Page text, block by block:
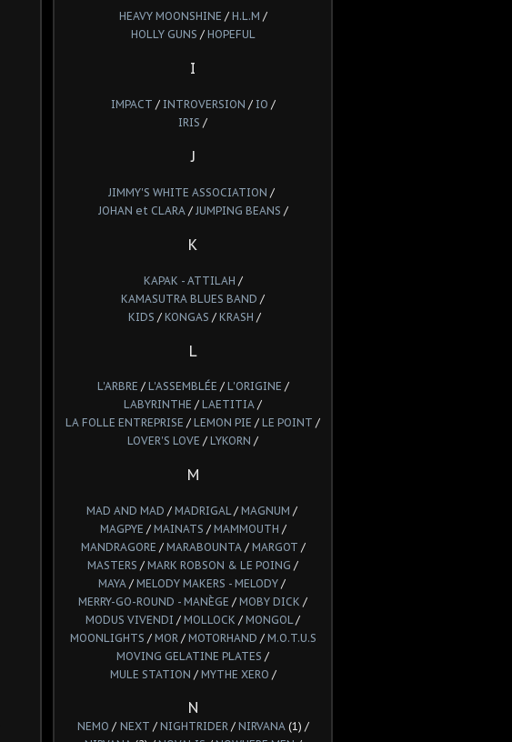
HEAVY MOONSHINE / H.L.M /
HOLLY GUNS / HOPEFUL
I
IMPACT / INTROVERSION / IO /
IRIS /
J
JIMMY'S WHITE ASSOCIATION /
JOHAN et CLARA/ JUMPING BEANS /
K
KAPAK - ATTILAH /
KAMASUTRA BLUES BAND /
KIDS / KONGAS / KRASH /
L
L'ARBRE / L'ASSEMBLÉE / L'ORIGINE /
LABYRINTHE / LAETITIA /
LA FOLLE ENTREPRISE / LEMON PIE / LE POINT /
LOVER'S LOVE / LYKORN /
M
MAD AND MAD / MADRIGAL/ MAGNUM /
MAGPYE / MAINATS / MAMMOUTH /
MANDRAGORE / MARABOUNTA/ MARGOT /
MASTERS / MARK ROBSON & LE POING /
MAYA/ MELODY MAKERS - MELODY/
MERRY-GO-ROUND - MANÈGE / MOBY DICK /
MODUS VIVENDI / MOLLOCK / MONGOL/
MOONLIGHTS / MOR/ MOTORHAND / M.O.T.U.S
MOVING GELATINE PLATES /
MULE STATION / MYTHE XERO /
N
NEMO / NEXT / NIGHTRIDER/ NIRVANA(1) /